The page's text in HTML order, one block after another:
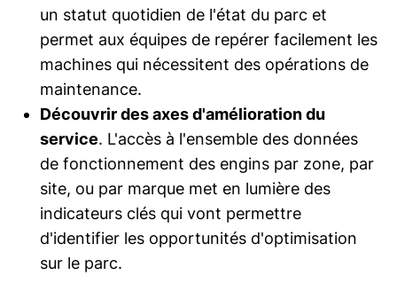
un statut quotidien de l'état du parc et
permet aux équipes de repérer facilement les
machines qui nécessitent des opérations de
maintenance.
Découvrir des axes d'amélioration du
service. L'accès à l'ensemble des données
de fonctionnement des engins par zone, par
site, ou par marque met en lumière des
indicateurs clés qui vont permettre
d'identifier les opportunités d'optimisation
sur le parc.